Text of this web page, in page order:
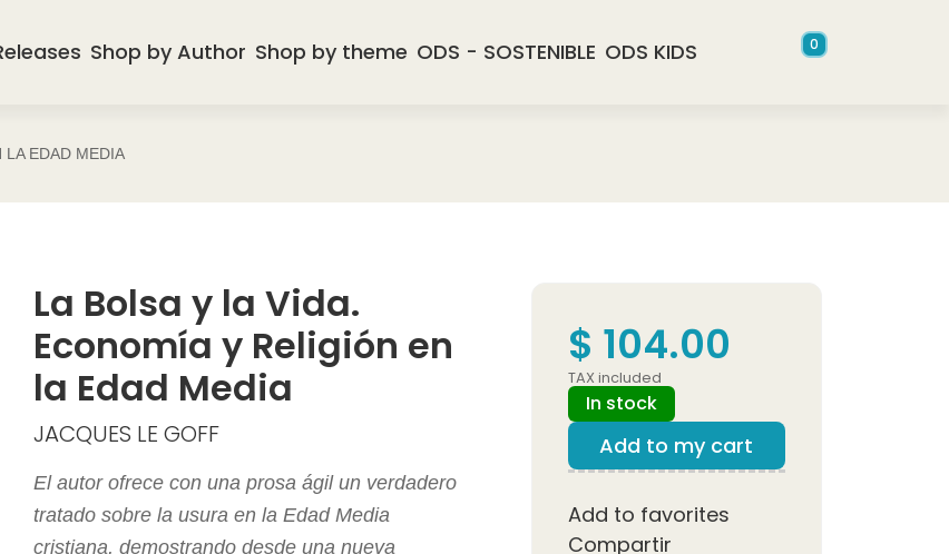
Shop by Author Shop by theme ODS - SOSTENIBLE ODS KIDS 0
LA EDAD MEDIA
La Bolsa y la Vida.
Economía y Religión en
la Edad Media
JACQUES LE GOFF
El autor ofrece con una prosa ágil un verdadero
tratado sobre la usura en la Edad Media
cristiana, demostrando desde una nueva
$ 104.00
TAX included
In stock
Add to my cart
Add to favorites
Compartir